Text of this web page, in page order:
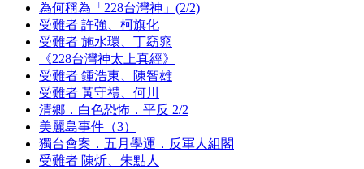
為何稱為「228台灣神」(2/2)
受難者 許強、柯旗化
受難者 施水環、丁窈窕
《228台灣神太上真經》
受難者 鍾浩東、陳智雄
受難者 黃守禮、何川
清鄉．白色恐怖．平反 2/2
美麗島事件（3）
獨台會案．五月學運．反軍人組閣
受難者 陳炘、朱點人